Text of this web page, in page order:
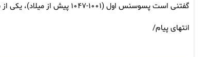
گفتنی است پسوسنس اول (۱۰۰۱-۱۰۴۷ پیش از میلاد)، یکی از برجسته‌ترین فراعنه بود که در دلتای نیل حکومت می‌کرد.
انتهای پیام/